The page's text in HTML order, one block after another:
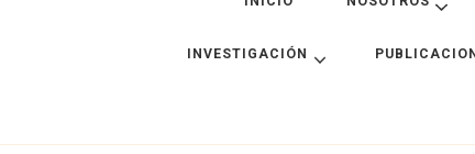
INVESTIGACIÓN